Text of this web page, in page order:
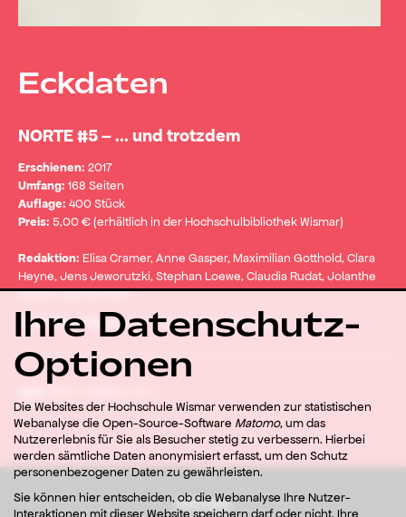
Ihre Datenschutz-
Optionen
Die Websites der Hochschule Wismar verwenden zur statistischen
Webanalyse die Open-Source-Software Matomo, um das
Nutzererlebnis für Sie als Besucher stetig zu verbessern. Hierbei
werden sämtliche Daten anonymisiert erfasst, um den Schutz
personenbezogener Daten zu gewährleisten.
Sie können hier entscheiden, ob die Webanalyse Ihre Nutzer-
Interaktionen mit dieser Website speichern darf oder nicht. Ihre
Eckdaten
NORTE #5 – ... und trotzdem
Erschienen: 2017
Umfang: 168 Seiten
Auflage: 400 Stück
Preis: 5,00 € (erhältlich in der Hochschulbibliothek Wismar)
Redaktion: Elisa Cramer, Anne Gasper, Maximilian Gotthold, Clara
Heyne, Jens Jeworutzki, Stephan Loewe, Claudia Rudat, Jolanthe
Stelzer, Mathias Wolf
Redaktionsleitung:Clara Heyne, Claudia Rudat
Startseite